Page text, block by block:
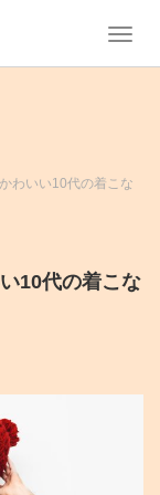
T
a
a
わいい10代の着こな
10代の着こな